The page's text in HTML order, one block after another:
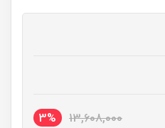
13,608,000
3%